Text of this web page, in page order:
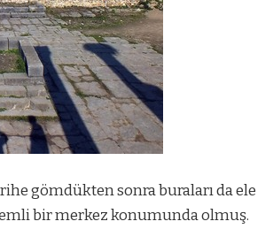
gömdükten sonra buraları da ele
bir merkez konumunda olmuş.